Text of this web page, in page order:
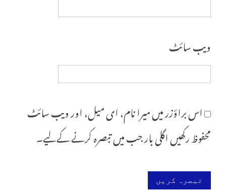
ویب‌ سائٹ
اس براؤزر میں میرا نام، ای میل، اور ویب سائٹ
محفوظ رکھیں اگلی بار جب میں تبصرہ کرنے کےلیے۔